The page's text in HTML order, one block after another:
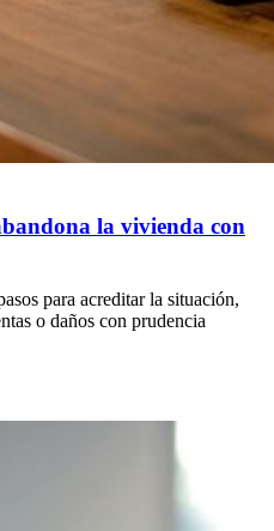
la vivienda con
para acreditar la situación,
o daños con prudencia